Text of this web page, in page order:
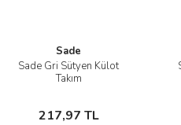
Sade
Sade Gri Sütyen Külot
Takım
217,97 TL
İncele
Sepete Ekle